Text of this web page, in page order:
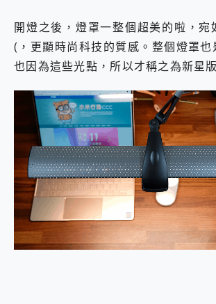
開燈之後，燈罩一整個超美的啦，宛
(，更顯時尚科技的質感。整個燈罩也
也因為這些光點，所以才稱之為新星